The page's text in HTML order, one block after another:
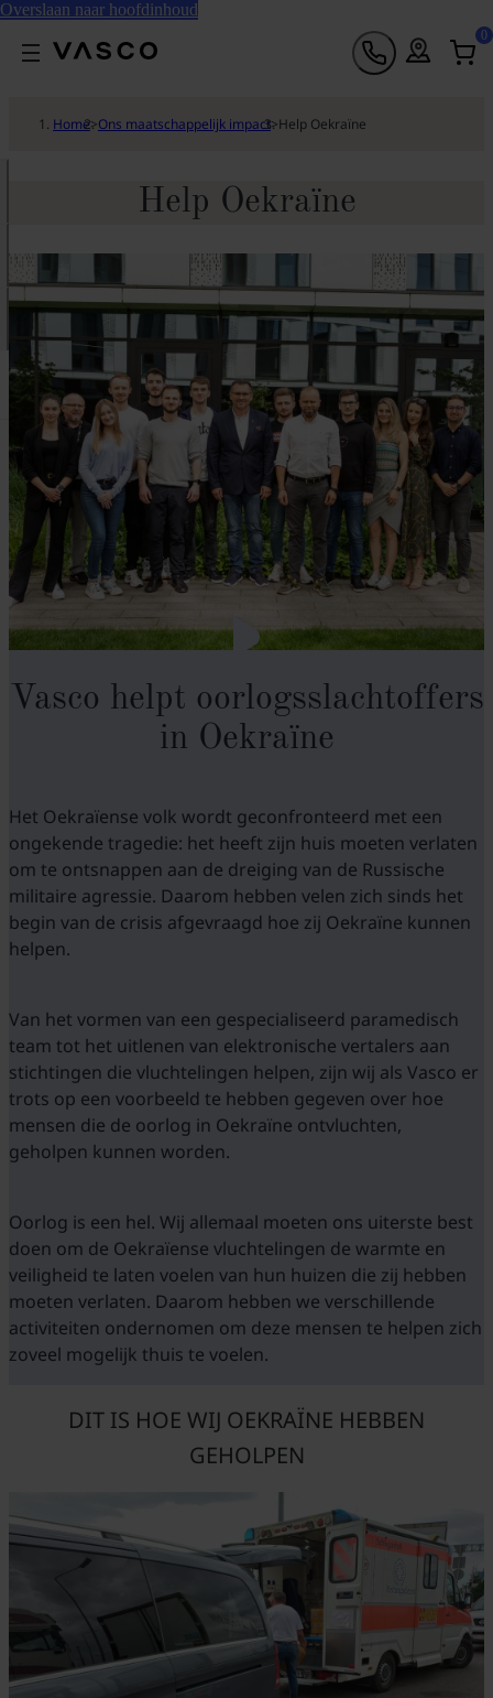
Overslaan naar hoofdinhoud
0
Home>Ons maatschappelijk impact>Help Oekraïne
Help Oekraïne
Vasco helpt oorlogsslachtoffers
in Oekraïne
Het Oekraïense volk wordt geconfronteerd met een
ongekende tragedie: het heeft zijn huis moeten verlaten
om te ontsnappen aan de dreiging van de Russische
militaire agressie. Daarom hebben velen zich sinds het
begin van de crisis afgevraagd hoe zij Oekraïne kunnen
helpen.
Van het vormen van een gespecialiseerd paramedisch
team tot het uitlenen van elektronische vertalers aan
stichtingen die vluchtelingen helpen, zijn wij als Vasco er
trots op een voorbeeld te hebben gegeven over hoe
mensen die de oorlog in Oekraïne ontvluchten,
geholpen kunnen worden.
Oorlog is een hel. Wij allemaal moeten ons uiterste best
doen om de Oekraïense vluchtelingen de warmte en
veiligheid te laten voelen van hun huizen die zij hebben
moeten verlaten. Daarom hebben we verschillende
activiteiten ondernomen om deze mensen te helpen zich
zoveel mogelijk thuis te voelen.
DIT IS HOE WIJ OEKRAÏNE HEBBEN
GEHOLPEN